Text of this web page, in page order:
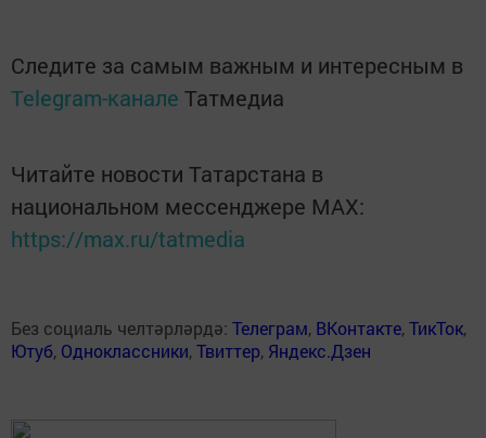
Следите за самым важным и интересным в
Telegram-канале Татмедиа
Читайте новости Татарстана в
национальном мессенджере MАХ:
https://max.ru/tatmedia
Без социаль челтәрләрдә: Телеграм, ВКонтакте,ТикТок,
Ютуб, Одноклассники,Твиттер, Яндекс.Дзен